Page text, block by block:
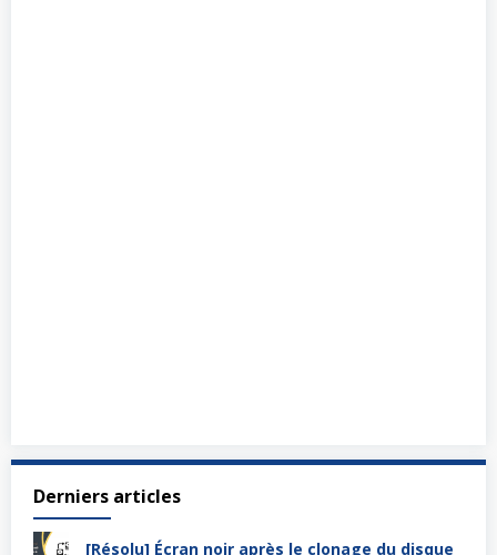
Derniers articles
[Résolu] Écran noir après le clonage du disque